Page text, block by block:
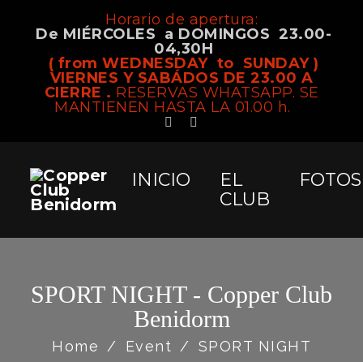
Horario de apertura:
De MIÉRCOLES a DOMINGOS 23.00-
04,30H
( from WEDNESDAY to SUNDAY )
VIERNES Y SABÁDOS DE 23.00 A
CIERRE . RESERVAS WHATSAPP. SE
MANTIENEN HASTA LA 01.00 h.
INICIO
EL
CLUB
FOTOS
SPORT NIGHT - Copper Club
Benidorm
Home / Event / SPORT NIGHT